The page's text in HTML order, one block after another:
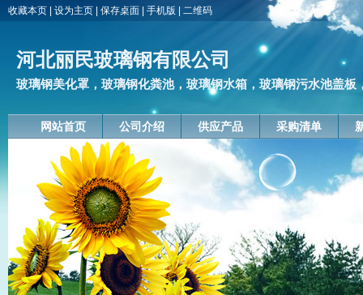
收藏本页 设为主页 保存桌面 手机版 二维码
河北丽民玻璃钢有限公司
玻璃钢美化罩，玻璃钢化粪池，玻璃钢水箱，玻璃钢污水池盖板
网站首页 公司介绍 供应产品 采购清单